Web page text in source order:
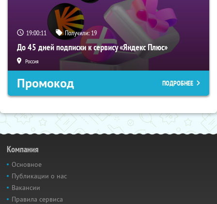
19:00:10 Получили: 19
До 45 дней подписки к сервису «Яндекс Плюс»
Россия
Промокод ПОДРОБНЕЕ
Компания
Основное
Публикации о нас
Вакансии
Правила сервиса